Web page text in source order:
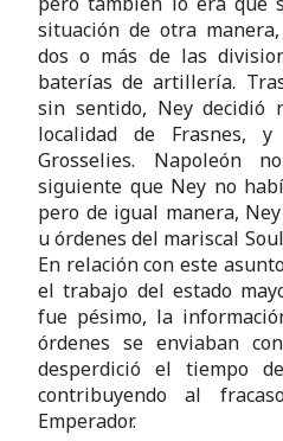
situación de otra
dos o más de las
baterías de artillería.
sin sentido, Ney
localidad de Frasnes,
Grosselies. Napoleón
siguiente que Ney no
pero de igual manera,
u órdenes del mariscal
En relación con este
el trabajo del estado
fue pésimo, la
órdenes se enviaban
desperdició el tiempo
contribuyendo al
Emperador.